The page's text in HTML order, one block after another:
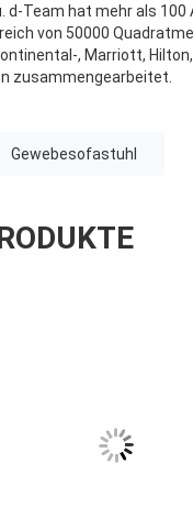
d-Team hat mehr als
von 50000
, Marriott,
zusammengearbeitet.
Gewebesofastuhl